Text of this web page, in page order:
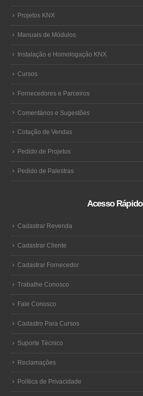
Projetos KNX
Manuais de Módulos
Instalação e Homologação KNX
Cursos
Fornecedores e Parceiros
Comentários e Sugestões
Cotação de Vendas
Pedido de Projetos
Pedido de Palestras
Acesso Rápido
Cadastrar Revenda
Cadastrar Cliente
Cadastrar Fornecedor
Trabalhe Conosco
Fale Conosco
Cadastro Para Cursos
Suporte Técnico
Reclamações
Política de Privacidade